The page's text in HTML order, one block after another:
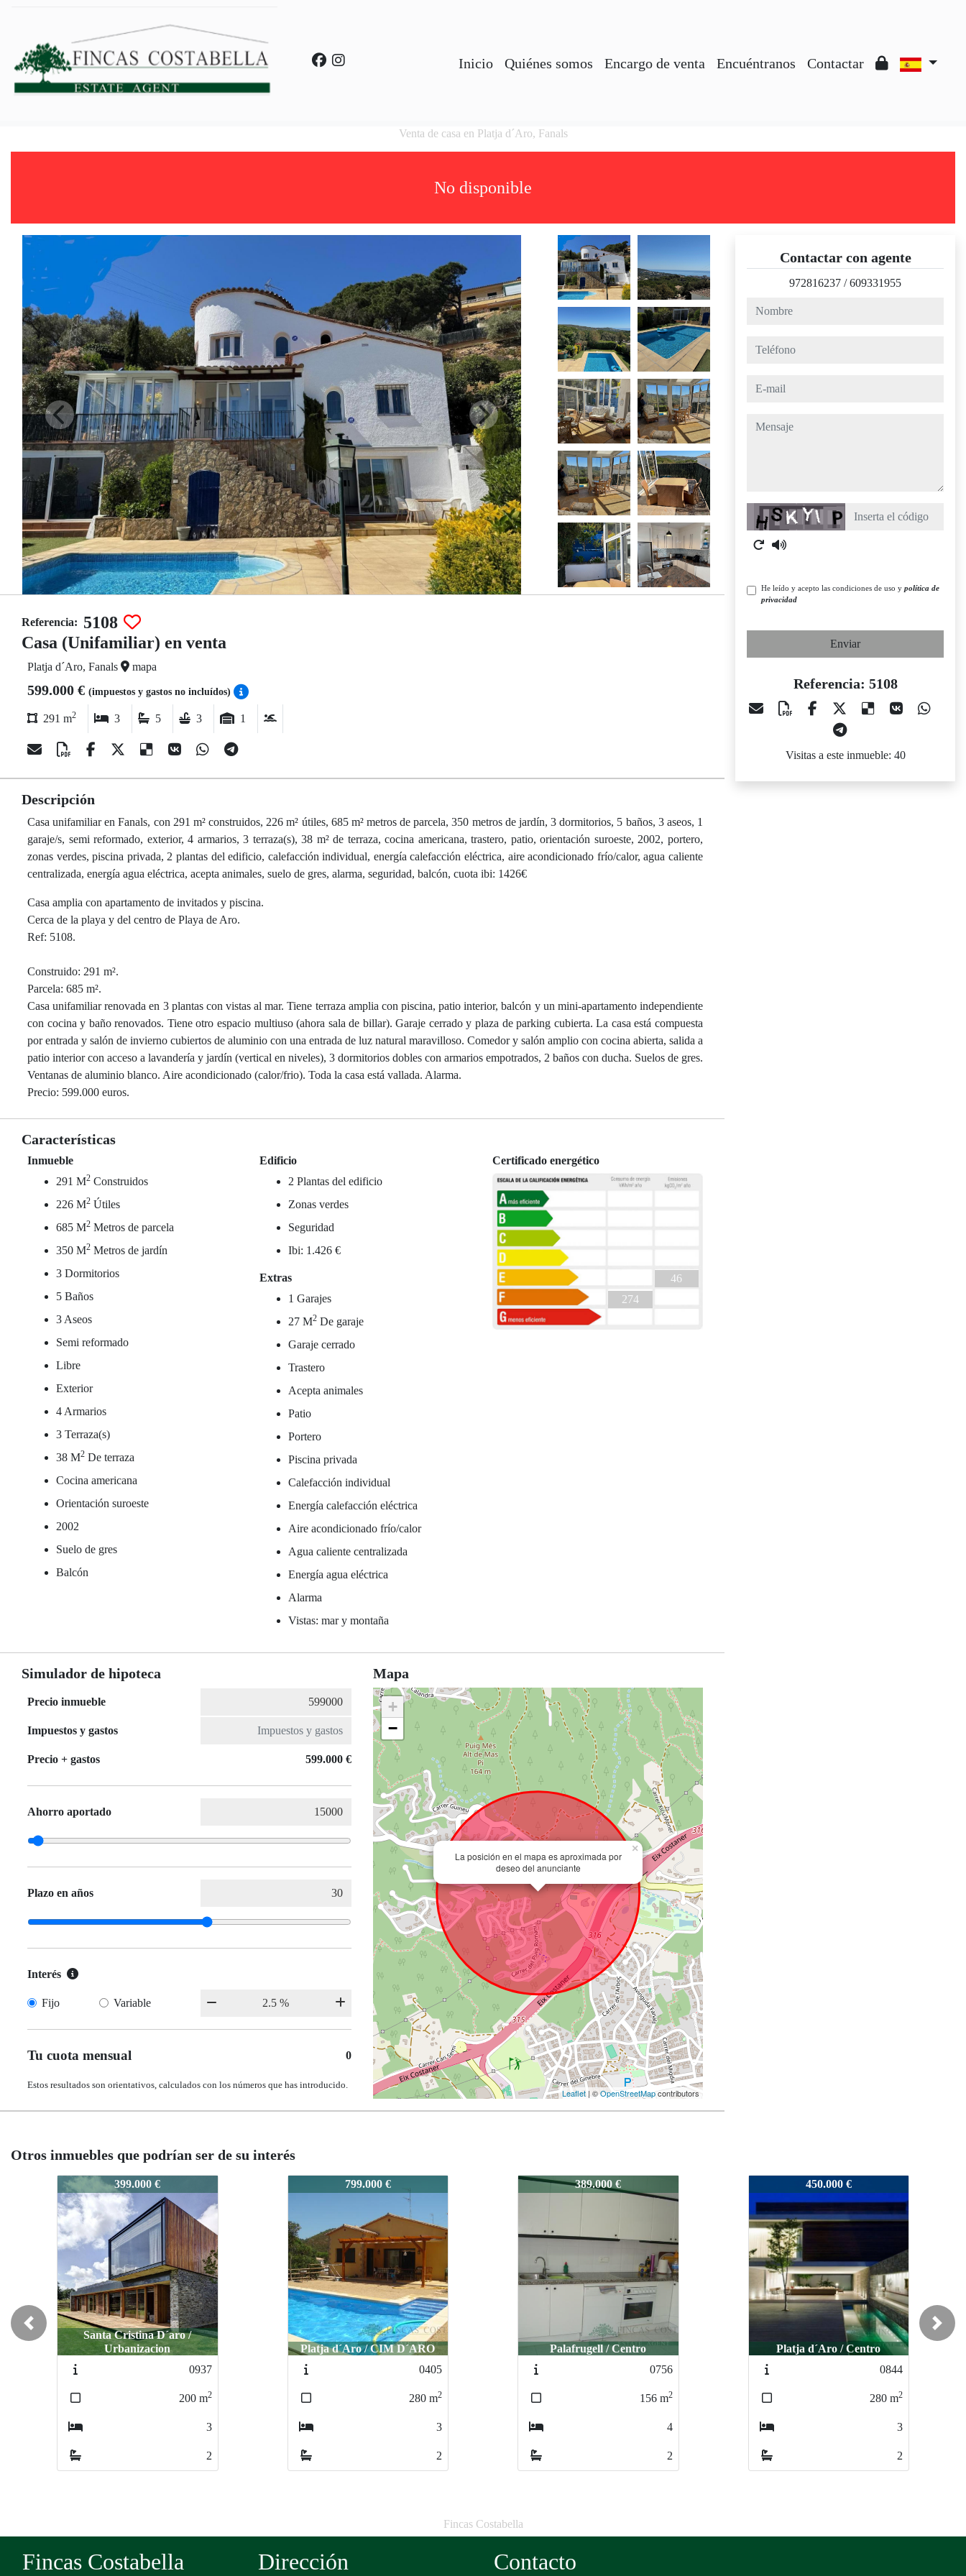
Inicio Quiénes somos Encargo de venta Encuéntranos Contactar
Venta de casa en Platja d´Aro, Fanals
No disponible
Referencia: 5108
Casa (Unifamiliar) en venta
Platja d´Aro, Fanals mapa
599.000 € (impuestos y gastos no incluídos)
291 m2 3 5 3 1
Descripción
Casa unifamiliar en Fanals, con 291 m² construidos, 226 m² útiles, 685 m² metros de parcela, 350 metros de jardín, 3 dormitorios, 5 baños, 3 aseos, 1
garaje/s, semi reformado, exterior, 4 armarios, 3 terraza(s), 38 m² de terraza, cocina americana, trastero, patio, orientación suroeste, 2002, portero,
zonas verdes, piscina privada, 2 plantas del edificio, calefacción individual, energía calefacción eléctrica, aire acondicionado frío/calor, agua caliente
centralizada, energía agua eléctrica, acepta animales, suelo de gres, alarma, seguridad, balcón, cuota ibi: 1426€
Casa amplia con apartamento de invitados y piscina.
Cerca de la playa y del centro de Playa de Aro.
Ref: 5108.
Construido: 291 m².
Parcela: 685 m².
Casa unifamiliar renovada en 3 plantas con vistas al mar. Tiene terraza amplia con piscina, patio interior, balcón y un mini-apartamento independiente
con cocina y baño renovados. Tiene otro espacio multiuso (ahora sala de billar). Garaje cerrado y plaza de parking cubierta. La casa está compuesta
por entrada y salón de invierno cubiertos de aluminio con una entrada de luz natural maravilloso. Comedor y salón amplio con cocina abierta, salida a
patio interior con acceso a lavandería y jardín (vertical en niveles), 3 dormitorios dobles con armarios empotrados, 2 baños con ducha. Suelos de gres.
Ventanas de aluminio blanco. Aire acondicionado (calor/frio). Toda la casa está vallada. Alarma.
Precio: 599.000 euros.
Características
Inmueble
291 M2 Construidos
226 M2 Útiles
685 M2 Metros de parcela
350 M2 Metros de jardín
3 Dormitorios
5 Baños
3 Aseos
Semi reformado
Libre
Exterior
4 Armarios
3 Terraza(s)
38 M2 De terraza
Cocina americana
Orientación suroeste
2002
Suelo de gres
Balcón
Edificio
2 Plantas del edificio
Zonas verdes
Seguridad
Ibi: 1.426 €
Extras
1 Garajes
27 M2 De garaje
Garaje cerrado
Trastero
Acepta animales
Patio
Portero
Piscina privada
Calefacción individual
Energía calefacción eléctrica
Aire acondicionado frío/calor
Agua caliente centralizada
Energía agua eléctrica
Alarma
Vistas: mar y montaña
Certificado energético
274
46
Simulador de hipoteca
Precio inmueble
Impuestos y gastos
Precio + gastos 599.000 €
Ahorro aportado
Plazo en años
Interés
Fijo Variable
Tu cuota mensual 0
Estos resultados son orientativos, calculados con los números que has introducido.
Mapa
La posición en el mapa es aproximada por
deseo del anunciante
×
+
−
Leaflet | ©OpenStreetMapcontributors
Contactar con agente
972816237 /609331955
nombre
teléfono
e-mail
mensaje
Captcha
He leído y acepto las condiciones de uso y política de
privacidad
Enviar
Referencia: 5108
Visitas a este inmueble: 40
Otros inmuebles que podrían ser de su interés
5108
799.000 €
Platja d´Aro / CIM D´ARO
0405
280 m2
3
2
389.000 €
Palafrugell / Centro
0756
156 m2
4
2
5108 450.000 €
Platja d´Aro / Centro
0844
280 m2
3
2
390.000 €
Platja d´Aro / Urbanización
0938
200 m2
3
2
Previous Next
Fincas Costabella
Fincas Costabella Dirección Contacto